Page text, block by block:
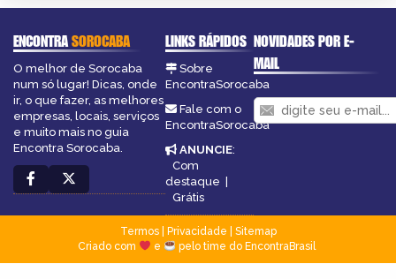
ENCONTRASOROCABA
O melhor de Sorocaba
num só lugar! Dicas, onde
ir, o que fazer, as melhores
empresas, locais, serviços
e muito mais no guia
Encontra Sorocaba.
LINKS RÁPIDOS
Sobre
EncontraSorocaba
Fale com o
EncontraSorocaba
ANUNCIE:
Com
destaque
Grátis
NOVIDADES POR E-
MAIL
Termos| Privacidade
Sitemap
Criado com
e pelo time do EncontraBrasil